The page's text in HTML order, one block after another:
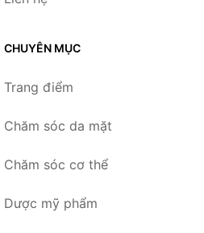
CHUYÊN MỤC
Trang điểm
Chăm sóc da mặt
Chăm sóc cơ thể
Dược mỹ phẩm